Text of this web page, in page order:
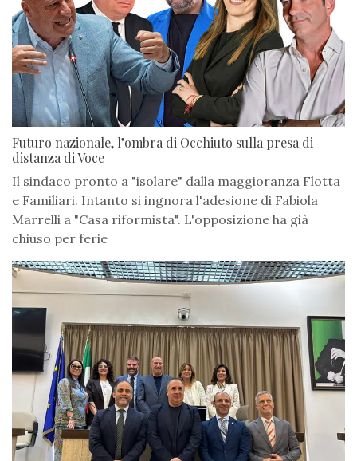
Futuro nazionale, l’ombra di Occhiuto sulla presa di
distanza di Voce
Il sindaco pronto a "isolare" dalla maggioranza Flotta
e Familiari. Intanto si ingnora l'adesione di Fabiola
Marrelli a "Casa riformista". L'opposizione ha già
chiuso per ferie